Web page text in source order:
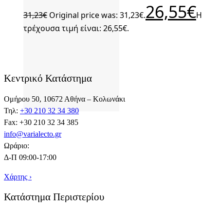
31,23€ Original price was: 31,23€.26,55€Η
τρέχουσα τιμή είναι: 26,55€.
Κεντρικό Κατάστημα
Ομήρου 50, 10672 Αθήνα – Κολωνάκι
Τηλ: +30 210 32 34 380
Fax: +30 210 32 34 385
info@varialecto.gr
Ωράριο:
Δ-Π 09:00-17:00
Χάρτης ›
Κατάστημα Περιστερίου